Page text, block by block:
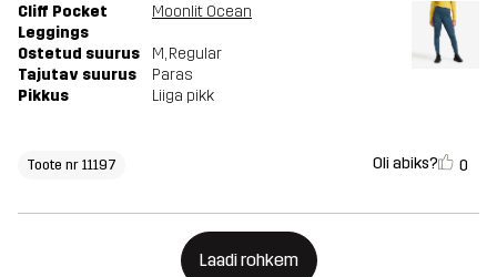
Cliff Pocket
Leggings
Moonlit Ocean
Ostetud suurus M, Regular
Tajutav suurus
Paras
Pikkus
Liiga pikk
Toote nr 11197 Oli abiks? 0
Laadi rohkem